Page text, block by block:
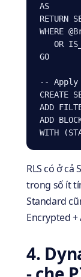
AS
RETURN
WHERE
OR
GO
--
CREATE
ADD
ADD
WITH
RLS có ở
trong số ít
Standard
Encrypted
4.